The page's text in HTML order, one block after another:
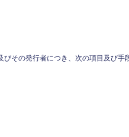
の発行者につき、次の項目及び手